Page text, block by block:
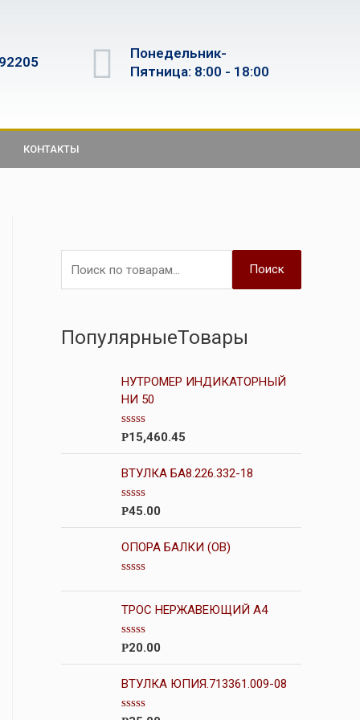
Понедельник-
Пятница: 8:00 - 18:00
КОНТАКТЫ
Поиск
ПопулярныеТовары
НУТРОМЕР ИНДИКАТОРНЫЙ
НИ 50
О
н
а
0
з
5
Р15,460.45
ВТУЛКА БА8.226.332-18
О
н
а
и
з
5
Р45.00
ОПОРА БАЛКИ (OB)
ц
е
к
а
0
и
з
5
ТРОС НЕРЖАВЕЮЩИЙ А4
О
н
а
Р20.00
ВТУЛКА ЮПИЯ.713361.009-08